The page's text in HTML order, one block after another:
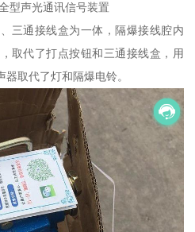
型声光通讯信号装置
三通接线盒为一体，隔爆接线腔内
取代了打点按钮和三通接线盒，用
取代了灯和隔爆电铃。